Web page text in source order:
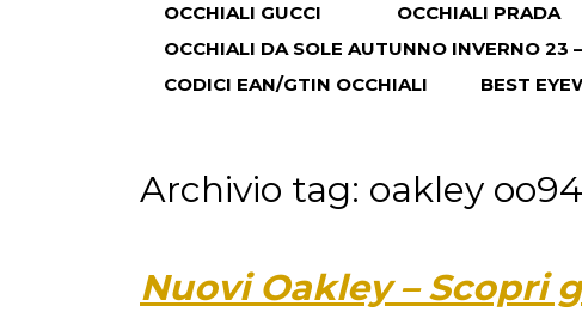
OCCHIALI GUCCI
OCCHIALI PRADA
OCCHIALI DA SOLE AUTUNNO INVERNO 23
CODICI EAN/GTIN OCCHIALI
BEST
Archivio tag: oakley
Nuovi Oakley – Scopri